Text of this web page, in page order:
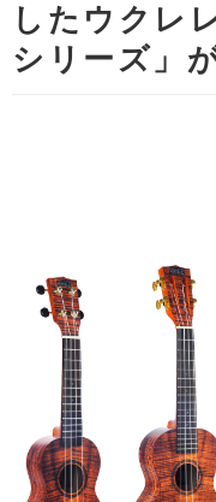
したウクレ
シリーズ」